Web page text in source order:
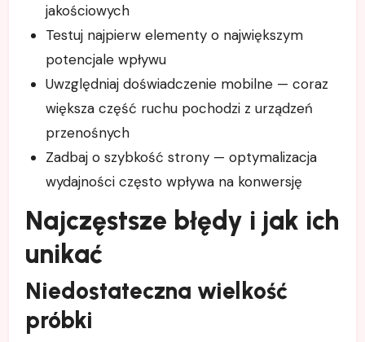
jakościowych
Testuj najpierw elementy o największym
potencjale wpływu
Uwzględniaj doświadczenie mobilne — coraz
większa część ruchu pochodzi z urządzeń
przenośnych
Zadbaj o szybkość strony — optymalizacja
wydajności często wpływa na konwersję
Najczęstsze błędy i jak ich
unikać
Niedostateczna wielkość
próbki